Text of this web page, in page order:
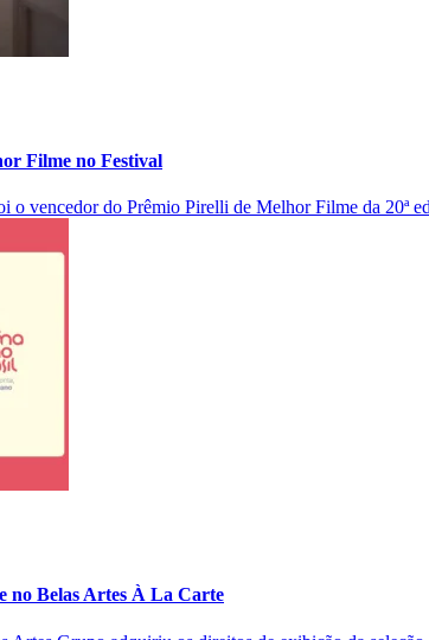
Filme no Festival
vencedor do Prêmio Pirelli de Melhor Filme da 20ª
no Belas Artes À La Carte